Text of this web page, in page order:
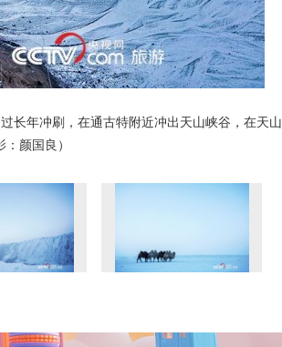
长年冲刷，在通古特附近冲出天山峡谷，在天山
颜国良）